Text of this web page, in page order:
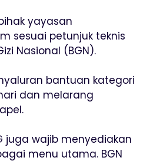
yayasan
sesuai petunjuk teknis
Nasional (BGN).
bantuan kategori
dan melarang
juga wajib menyediakan
menu utama. BGN